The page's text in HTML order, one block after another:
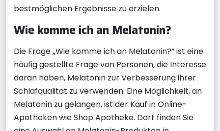
bestmöglichen Ergebnisse zu erzielen.
Wie komme ich an Melatonin?
Die Frage „Wie komme ich an Melatonin?“ ist eine
häufig gestellte Frage von Personen, die Interesse
daran haben, Melatonin zur Verbesserung ihrer
Schlafqualität zu verwenden. Eine Möglichkeit, an
Melatonin zu gelangen, ist der Kauf in Online-
Apotheken wie Shop Apotheke. Dort finden Sie